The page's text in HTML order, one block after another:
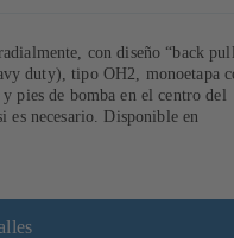
con diseño “back
duty), tipo OH2, monoetapa
pies de bomba en el centro del
necesario. Disponible en